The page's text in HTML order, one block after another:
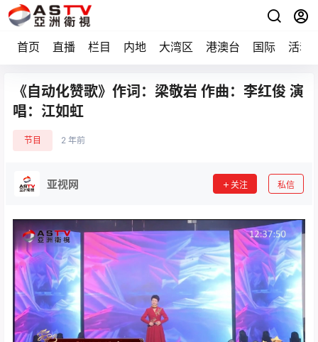
首页 直播 栏目 内地 大湾区 港澳台 国际 活动
《自动化赞歌》作词：梁敬岩 作曲：李红俊 演
唱：江如虹
节目 2 年前
亚视网 关注 私信